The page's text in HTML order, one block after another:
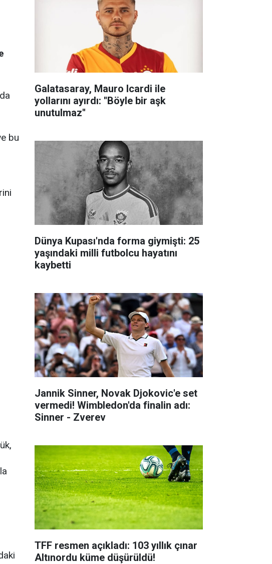
bu
Galatasaray, Mauro Icardi ile
yollarını ayırdı: ''Böyle bir aşk
unutulmaz''
Dünya Kupası'nda forma giymişti: 25
yaşındaki milli futbolcu hayatını
kaybetti
Jannik Sinner, Novak Djokovic'e set
vermedi! Wimbledon'da finalin adı:
Sinner - Zverev
TFF resmen açıkladı: 103 yıllık çınar
Altınordu küme düşürüldü!